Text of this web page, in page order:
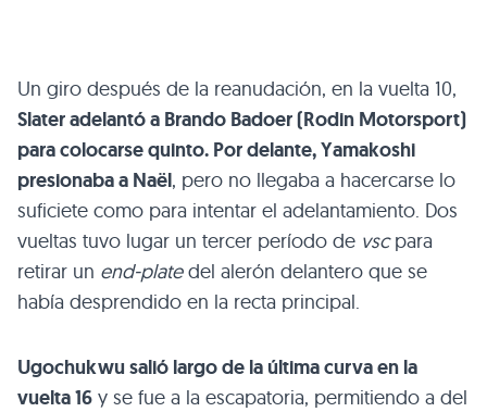
Un giro después de la reanudación, en la vuelta 10,
Slater adelantó a Brando Badoer (Rodin Motorsport)
para colocarse quinto. Por delante, Yamakoshi
presionaba a Naël, pero no llegaba a hacercarse lo
suficiete como para intentar el adelantamiento. Dos
vueltas tuvo lugar un tercer período de vscpara
retirar un end-platedel alerón delantero que se
había desprendido en la recta principal.
Ugochukwu salió largo de la última curva en la
vuelta 16 y se fue a la escapatoria, permitiendo a del